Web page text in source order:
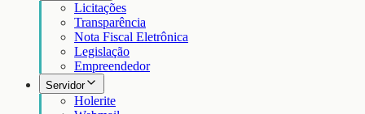
Licitações
Transparência
Nota Fiscal Eletrônica
Legislação
Empreendedor
Servidor
Holerite